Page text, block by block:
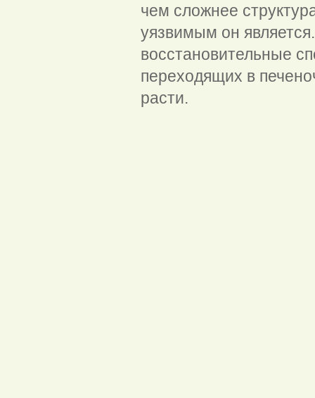
чем сложнее
уязвимым он
восстановительные
переходящих в
расти.